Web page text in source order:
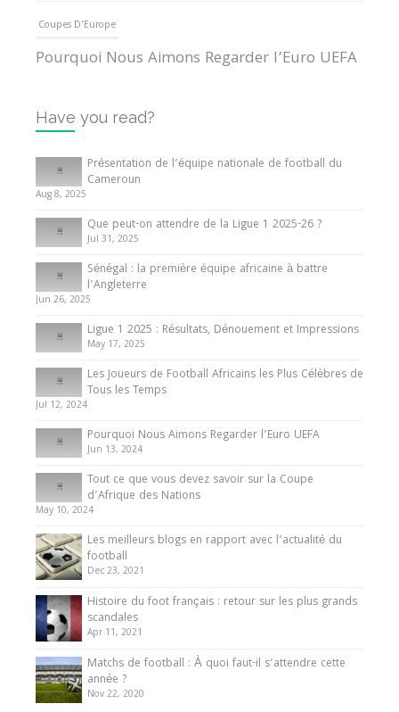
Coupes D'Europe
Pourquoi Nous Aimons Regarder l’Euro UEFA
Internationales
Tout ce que vous devez savoir sur la Coupe
d’Afrique des Nations
10 May 2024
Internationales
Présentation de l’équipe nationale de football
du Cameroun
8 August 2025
Have you read?
Présentation de l’équipe nationale de football du
Cameroun
Aug 8, 2025
Que peut-on attendre de la Ligue 1 2025-26 ?
Jul 31, 2025
Sénégal : la première équipe africaine à battre
l’Angleterre
Jun 26, 2025
Ligue 1 2025 : Résultats, Dénouement et Impressions
May 17, 2025
Les Joueurs de Football Africains les Plus Célèbres de
Tous les Temps
Jul 12, 2024
Pourquoi Nous Aimons Regarder l’Euro UEFA
Jun 13, 2024
Tout ce que vous devez savoir sur la Coupe
d’Afrique des Nations
May 10, 2024
Les meilleurs blogs en rapport avec l’actualité du
football
Dec 23, 2021
Histoire du foot français : retour sur les plus grands
scandales
Apr 11, 2021
Matchs de football : À quoi faut-il s’attendre cette
année ?
Nov 22, 2020